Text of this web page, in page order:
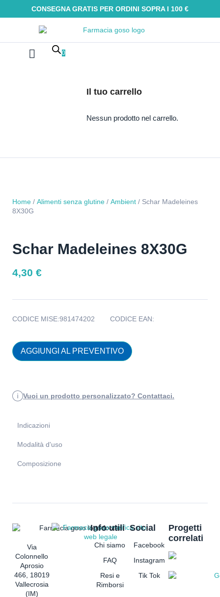
CONSEGNA GRATIS PER ORDINI SOPRA I 100 €
0
Il tuo carrello
Nessun prodotto nel carrello.
Home / Alimenti senza glutine / Ambient / Schar Madeleines
8X30G
Schar Madeleines 8X30G
4,30 €
CODICE MISE:981474202 CODICE EAN:
AGGIUNGI AL PREVENTIVO
Vuoi un prodotto personalizzato? Contattaci.
Indicazioni
Modalità d'uso
Composizione
Via
Colonnello
Aprosio
466, 18019
Vallecrosia
(IM)
Info utili
Chi siamo
FAQ
Resi e
Rimborsi
Social
Facebook
Instagram
Tik Tok
Progetti
correlati